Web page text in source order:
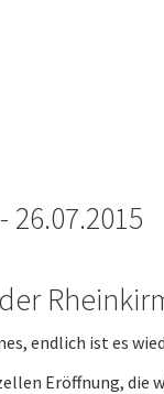
26.07.2015
endlich ist es
Eröffnung, die